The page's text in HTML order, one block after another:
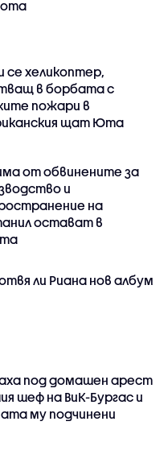
се хеликоптер,
в борбата с
пожари в
щат Юта
от обвинените за
и
на
остават в
ли Риана нов албум
под домашен арест
шеф на ВиК-Бургас и
му подчинени